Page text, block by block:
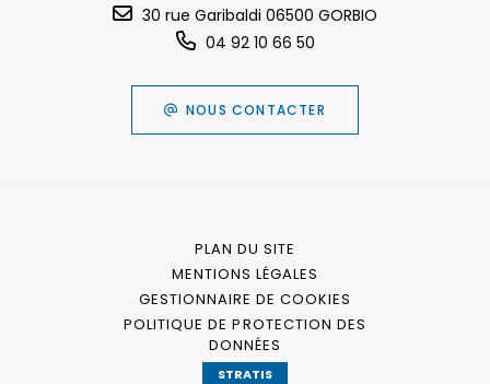
30 rue Garibaldi 06500 GORBIO
04 92 10 66 50
NOUS CONTACTER
PLAN DU SITE
MENTIONS LÉGALES
GESTIONNAIRE DE COOKIES
POLITIQUE DE PROTECTION DES
DONNÉES
STRATIS